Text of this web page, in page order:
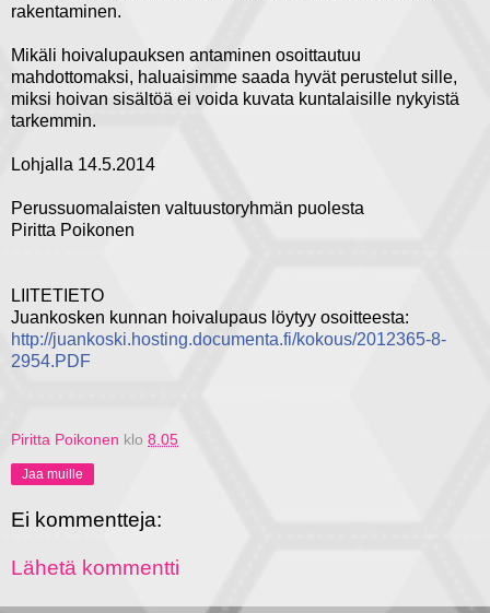
rakentaminen.
Mikäli hoivalupauksen antaminen osoittautuu
mahdottomaksi, haluaisimme saada hyvät perustelut sille,
miksi hoivan sisältöä ei voida kuvata kuntalaisille nykyistä
tarkemmin.
Lohjalla 14.5.2014
Perussuomalaisten valtuustoryhmän puolesta
Piritta Poikonen
LIITETIETO
Juankosken kunnan hoivalupaus löytyy osoitteesta:
http://juankoski.hosting.documenta.fi/kokous/2012365-8-
2954.PDF
Piritta Poikonen klo 8.05
Jaa muille
Ei kommentteja:
Lähetä kommentti